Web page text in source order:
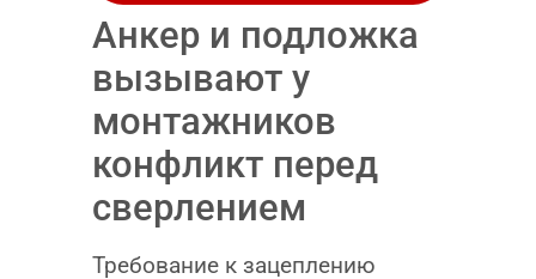
Анкер и подложка
вызывают у
монтажников
конфликт перед
сверлением
Требование к зацеплению